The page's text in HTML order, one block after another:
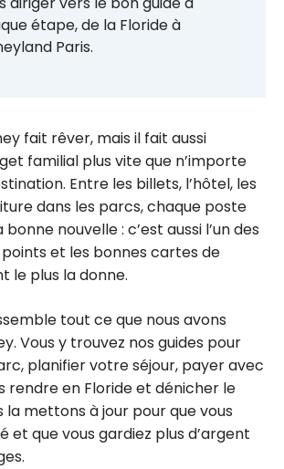
étape, de la Floride à
Paris.
fait rêver, mais il fait aussi
familial plus vite que n’importe
Entre les billets, l’hôtel, les
dans les parcs, chaque poste
nouvelle : c’est aussi l’un des
et les bonnes cartes de
le plus la donne.
tout ce que nous avons
Vous y trouvez nos guides pour
planifier votre séjour, payer avec
rendre en Floride et dénicher le
la mettons à jour pour que vous
et que vous gardiez plus d’argent